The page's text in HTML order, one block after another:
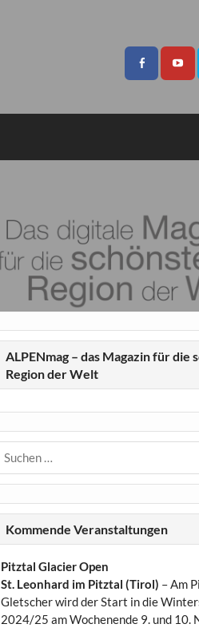
ALPENmag – das Magazin für die
Region der Welt
Kommende Veranstaltungen
Pitztal Glacier Open
St. Leonhard im Pitztal (Tirol) – Am
Gletscher wird der Start in die
2024/25 am Wochenende 9. und 10.